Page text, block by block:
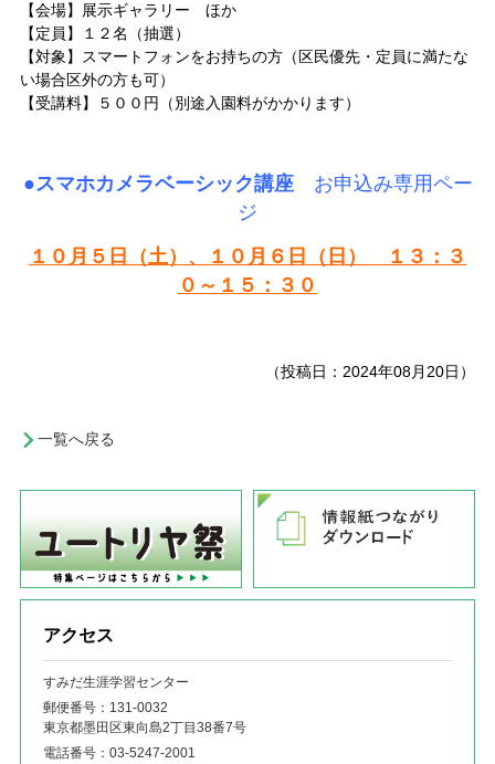
【会場】展示ギャラリー ほか
【定員】１２名（抽選）
【対象】スマートフォンをお持ちの方（区民優先・定員に満たな
い場合区外の方も可）
【受講料】５００円（別途入園料がかかります）
●スマホカメラベーシック講座お申込み専用ペー
ジ
１０月５日（土）、１０月６日（日） １３：３
０～１５：３０
（投稿日：2024年08月20日）
一覧へ戻る
アクセス
すみだ生涯学習センター
郵便番号：131‐0032
東京都墨田区東向島2丁目38番7号
電話番号： 03-5247-2001